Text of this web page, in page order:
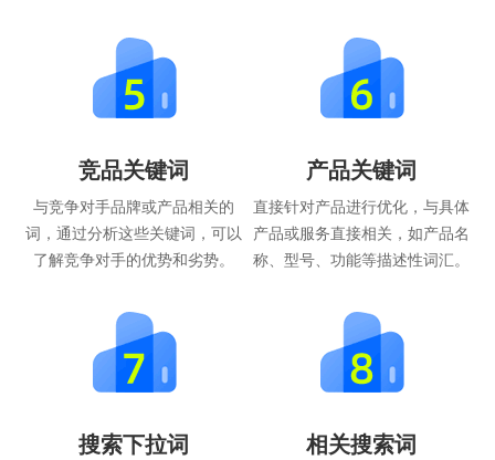
竞品关键词
与竞争对手品牌或产品相关的
词，通过分析这些关键词，可以
了解竞争对手的优势和劣势。
产品关键词
直接针对产品进行优化，与具体
产品或服务直接相关，如产品名
称、型号、功能等描述性词汇。
搜索下拉词 相关搜索词